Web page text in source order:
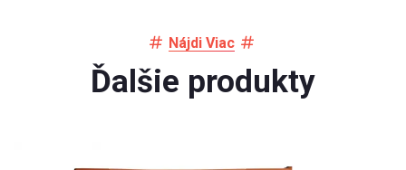
Nájdi Viac
Ďalšie produkty